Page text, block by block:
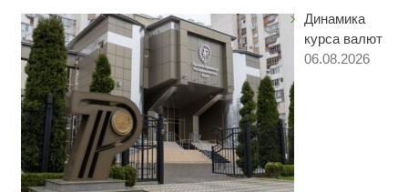
Динамика
курса валют
06.08.2026